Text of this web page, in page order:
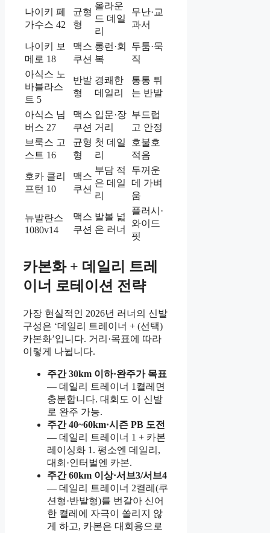
나이키 페
가수스 42
균형
형
올라운
드 데일
리
무난·교
과서
나이키 보
메로 18
맥스
쿠션
롱런·회
복
두툼·묵
직
아식스 노
바블라스
트 5
반발
형
경쾌한
데일리
통통 튀
는 반발
아식스 님
버스 27
맥스
쿠션
입문·장
거리
부드럽
고 안정
브룩스 고
스트 16
균형
형
첫 데일
리
호불호
적음
호카 클리
프턴 10
맥스
쿠션
부담 적
은 데일
리
두꺼운
데 가벼
움
뉴발란스
1080v14
맥스
쿠션
발볼 넓
은 러너
플러시·
와이드
핏
카본화 + 데일리 트레
이너 로테이션 전략
가장 현실적인 2026년 러너의 신발
구성은 ‘데일리 트레이너 + (선택)
카본화’입니다. 거리·목표에 따라
이렇게 나뉩니다.
주간 30km 이하·완주가 목표
— 데일리 트레이너 1켤레면
충분합니다. 대회도 이 신발
로 완주 가능.
주간 40~60km·시즌 PB 도전
— 데일리 트레이너 1 + 카본
레이싱화 1. 평소엔 데일리,
대회·인터벌엔 카본.
주간 60km 이상·서브3/서브4
— 데일리 트레이너 2켤레(쿠
션형·반발형)를 번갈아 신어
한 켤레에 자극이 쏠리지 않
게 하고, 카본은 대회용으로